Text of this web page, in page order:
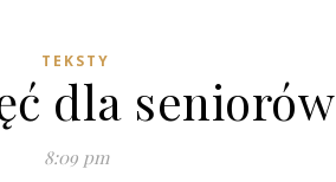
TEKSTY
dla seniorów
8:09 pm